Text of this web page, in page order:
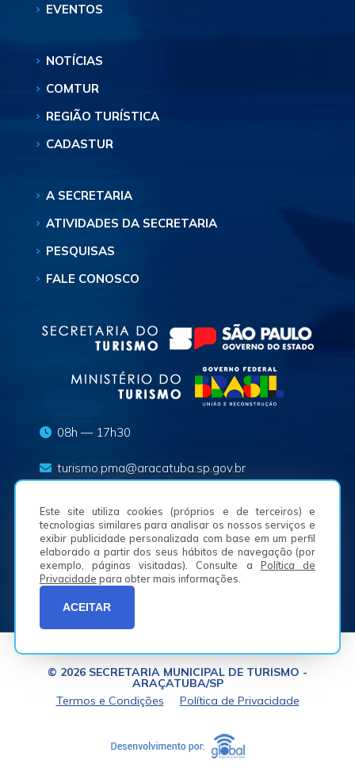
Este site utiliza cookies (próprios e de terceiros) e
tecnologias similares para analisar os nossos serviços e
exibir publicidade personalizada com base em um perfil
elaborado a partir dos seus hábitos de navegação (por
exemplo, páginas visitadas). Consulte a Política de
Privacidade para obter mais informações.
ACEITAR
EVENTOS
NOTÍCIAS
COMTUR
REGIÃO TURÍSTICA
CADASTUR
A SECRETARIA
ATIVIDADES DA SECRETARIA
PESQUISAS
FALE CONOSCO
08h — 17h30
turismo.pma@aracatuba.sp.gov.br
(18) 3625-8636
Av. Waldemar Alves, n.º 50, Bairro São Joaquim -
16050-225
© 2026 SECRETARIA MUNICIPAL DE TURISMO -
ARAÇATUBA/SP
Termos e Condições
Política de Privacidade